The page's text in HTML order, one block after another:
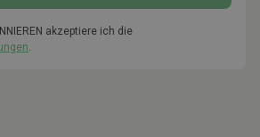
akzeptiere ich die